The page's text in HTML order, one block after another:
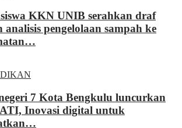
KKN UNIB serahkan draf
analisis pengelolaan sampah ke
7 Kota Bengkulu luncurkan
Inovasi digital untuk